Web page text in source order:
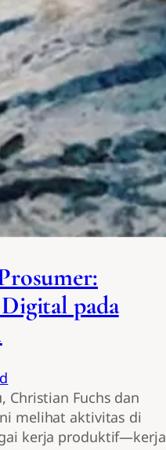
pada
Christian Fuchs dan
melihat aktivitas di
kerja produktif—kerja